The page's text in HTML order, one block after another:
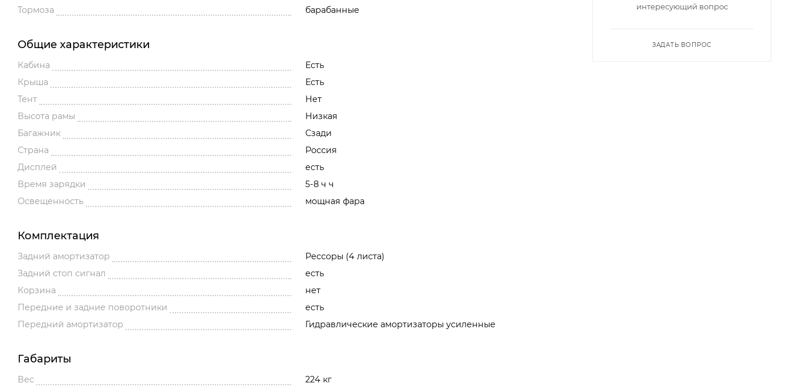
Тормоза
барабанные
Общие характеристики
Кабина
Есть
Крыша
Есть
Тент
Нет
Высота рамы
Низкая
Багажник
Сзади
Страна
Россия
Дисплей
есть
Время зарядки
5-8 ч ч
Освещенность
мощная фара
Комплектация
Задний амортизатор
Рессоры (4 листа)
Задний стоп сигнал
есть
Корзина
нет
Передние и задние поворотники
есть
Передний амортизатор
Гидравлические амортизаторы усиленные
Габариты
Вес
224 кг
интересующий вопрос
ЗАДАТЬ ВОПРОС